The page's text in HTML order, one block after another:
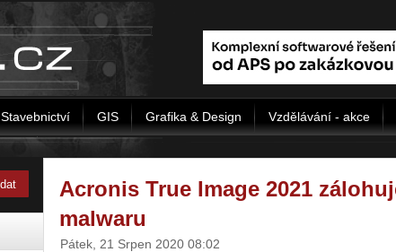
Stavebnictví GIS Grafika & Design Vzdělávání - akce
Acronis True Image 2021
malwaru
Pátek, 21 Srpen 2020 08:02